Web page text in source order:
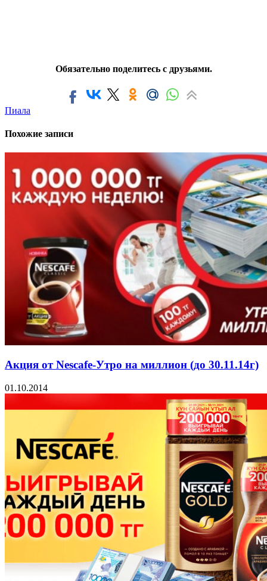
Обязательно поделитесь с друзьями.
Пиала
Похожие записи
Акция от Nescafe-Утро на миллион (до 30.11.14г)
01.10.2014